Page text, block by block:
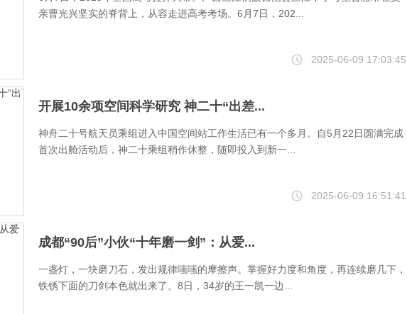
亲曹光兴坚实的脊背上，从容走进高考考场。6月7日，202...
2025-06-09 17:03:45
开展10余项空间科学研究 神二十“出差...
神舟二十号航天员乘组进入中国空间站工作生活已有一个多月。自5月22日圆满完成
首次出舱活动后，神二十乘组稍作休整，随即投入到新一...
2025-06-09 16:51:41
成都“90后”小伙“十年磨一剑”：从爱...
一盏灯，一块磨刀石，发出规律嗤嗤的摩擦声。掌握好力度和角度，再连续磨几下，
铁锈下面的刀剑本色就出来了。8日，34岁的王一凯一边...